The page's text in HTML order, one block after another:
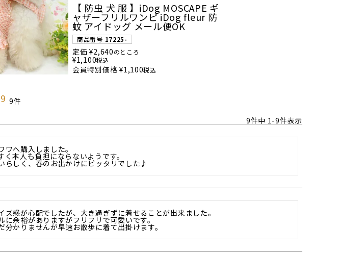
【 防虫 犬 服 】iDog MOSCAPE ギ
ャザーフリルワンピ iDog fleur 防
蚊 アイドッグ メール便OK
商品番号 17225-
定価 ¥2,640のところ
¥1,100税込
会員特別価格 ¥1,100税込
9
9件中 1-9件表示
ワへ購入しました。
く本人も負担にならないようです。
らしく、春のお出かけにピッタリでした♪
ズ感が心配でしたが、大き過ぎずに着せることが出来ました。
に余裕がありますがフリフリで可愛いです。
分かりませんが早速お散歩に着て出掛けます。